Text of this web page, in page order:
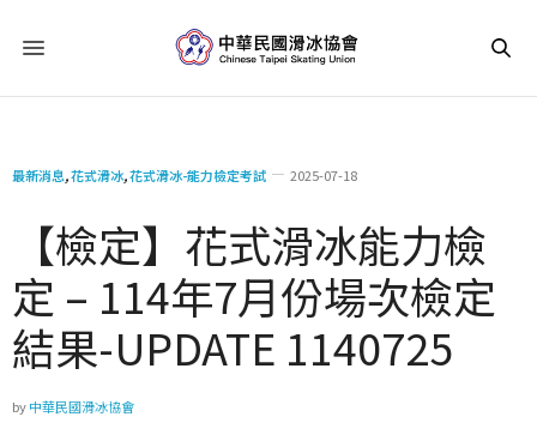
最新消息,花式滑冰,花式滑冰-能力檢定考試 2025-07-18
【檢定】花式滑冰能力檢
定 – 114年7月份場次檢定
結果-UPDATE 1140725
by中華民國滑冰協會